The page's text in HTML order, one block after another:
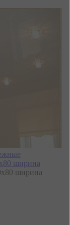
ширина
ширина